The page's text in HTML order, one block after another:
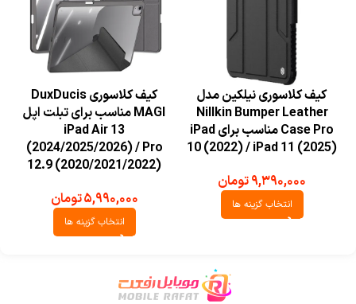
کیف کلاسوری نیلکین مدل
Nillkin Bumper Leather
Case Pro مناسب برای iPad
10 (2022) / iPad 11 (2025)
۹,۳۹۰,۰۰۰تومان
انتخاب گزینه ها
کیف کلاسوری DuxDucis
MAGI مناسب برای تبلت اپل
iPad Air 13
(2024/2025/2026) / Pro
12.9 (2020/2021/2022)
۵,۹۹۰,۰۰۰تومان
انتخاب گزینه ها